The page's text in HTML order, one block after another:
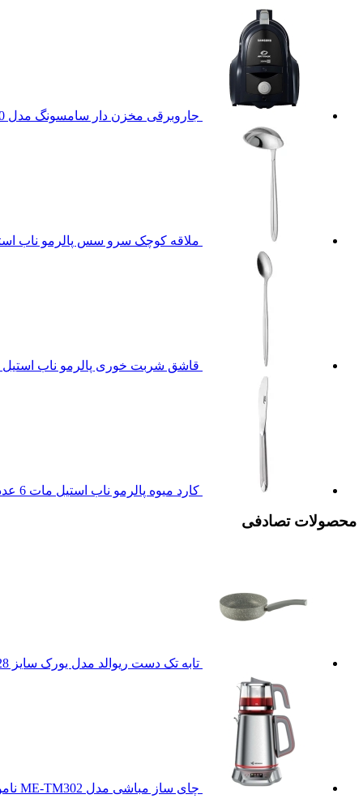
جاروبرقی مخزن دار سامسونگ مدل cs4570
ملاقه کوچک سرو سس پالرمو ناب استیل
قاشق شربت خوری پالرمو ناب استیل
کارد میوه پالرمو ناب استیل مات 6 عدد
محصولات تصادفی
تابه تک دست ریوالد مدل یورک سایز 28 سانتی متر
چای ساز مباشی مدل ME-TM302